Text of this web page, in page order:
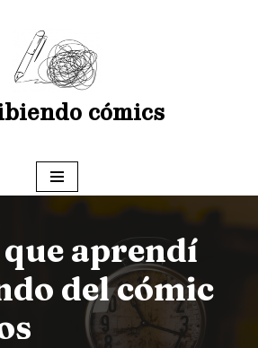
cómics
que aprendí
del cómic